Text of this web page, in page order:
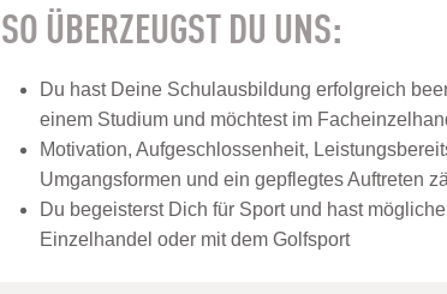
SO ÜBERZEUGST DU UNS:
Du hast Deine Schulausbildung erfolgreich
einem Studium und möchtest im
Motivation, Aufgeschlossenheit,
Umgangsformen und ein gepflegtes Auftreten
Du begeisterst Dich für Sport und hast
Einzelhandel oder mit dem Golfsport